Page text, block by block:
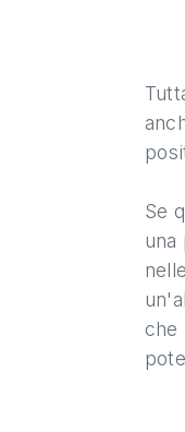
Se
una
che